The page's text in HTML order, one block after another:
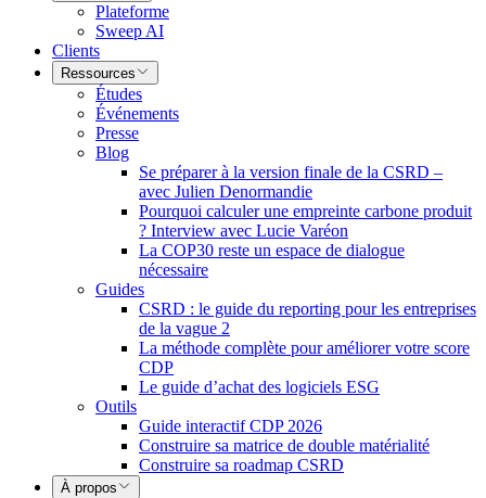
Plateforme
Sweep AI
Clients
Ressources
Études
Événements
Presse
Blog
Se préparer à la version finale de la CSRD –
avec Julien Denormandie
Pourquoi calculer une empreinte carbone produit
? Interview avec Lucie Varéon
La COP30 reste un espace de dialogue
nécessaire
Guides
CSRD : le guide du reporting pour les entreprises
de la vague 2
La méthode complète pour améliorer votre score
CDP
Le guide d’achat des logiciels ESG
Outils
Guide interactif CDP 2026
Construire sa matrice de double matérialité
Construire sa roadmap CSRD
À propos